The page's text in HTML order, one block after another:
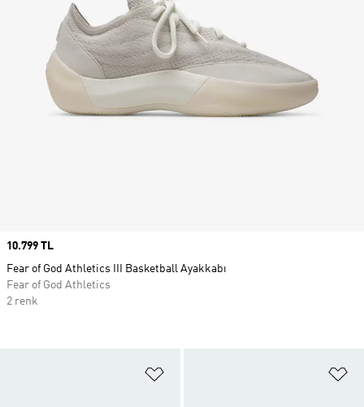
Price
10.799 TL
Fear of God Athletics III Basketball Ayakkabı
Fear of God Athletics
2 renk